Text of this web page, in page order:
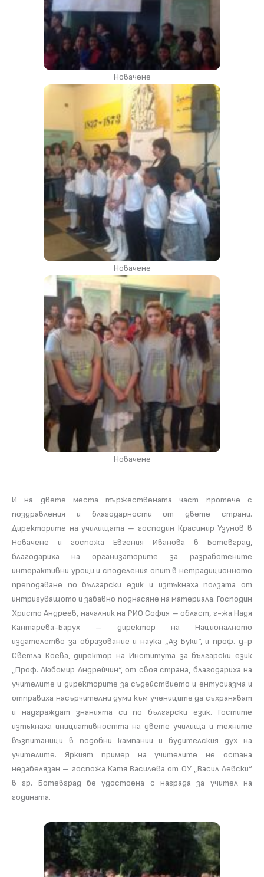
Новачене
Новачене
Новачене
И на двете места тържествената част протече с
поздравления и благодарности от двете страни.
Директорите на училищата – господин Красимир Узунов в
Новачене и госпожа Евгения Иванова в Ботевград,
благодариха на организаторите за разработените
интерактивни уроци и споделения опит в нетрадиционното
преподаване по български език и изтъкнаха ползата от
интригуващото и забавно поднасяне на материала. Господин
Христо Андреев, началник на РИО София – област, г-жа Надя
Кантарева-Барух – директор на Националното
издателство за образование и наука „Аз Буки“, и проф. д-р
Светла Коева, директор на Института за български език
„Проф. Любомир Андрейчин“, от своя страна, благодариха на
учителите и директорите за съдействието и ентусиазма и
отправиха насърчителни думи към учениците да съхраняват
и надграждат знанията си по български език. Гостите
изтъкнаха инициативността на двете училища и техните
възпитаници в подобни кампании и будителския дух на
учителите. Яркият пример на учителите не остана
незабелязан – госпожа Катя Василева от ОУ „Васил Левски“
в гр. Ботевград бе удостоена с награда за учител на
годината.